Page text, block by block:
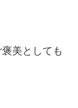
美としても